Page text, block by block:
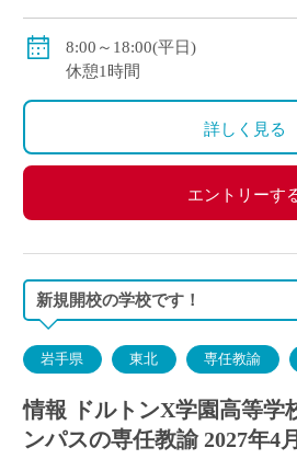
8:00～18:00(平日)
休憩1時間
詳しく見る
エントリーす
新規開校の学校です！
岩手県 東北 専任教諭
情報 ドルトンX学園高等学
ンパスの専任教諭 2027年4